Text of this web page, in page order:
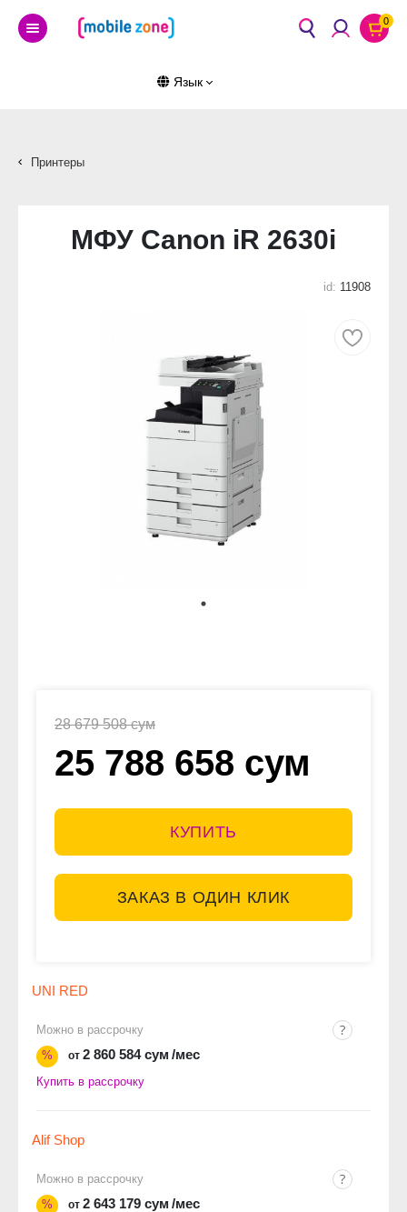
0
Язык
Принтеры
МФУ Canon iR 2630i
id: 11908
28 679 508 сум
25 788 658 сум
КУПИТЬ
ЗАКАЗ В ОДИН КЛИК
UNI RED
Можно в рассрочку
%
от 2 860 584 сум /мес
Купить в рассрочку
Alif Shop
Можно в рассрочку
%
от 2 643 179 сум /мес